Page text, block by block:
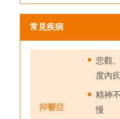
常見疾病
抑鬱症
悲觀
度內疚
精神
慢